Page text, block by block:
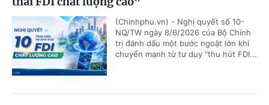
(Chinhphu.vn) - Nghị quyết số 10-
NQ/TW ngày 8/6/2026 của Bộ Chính
trị đánh dấu một bước ngoặt lớn khi
chuyển mạnh từ tư duy "thu hút FDI...